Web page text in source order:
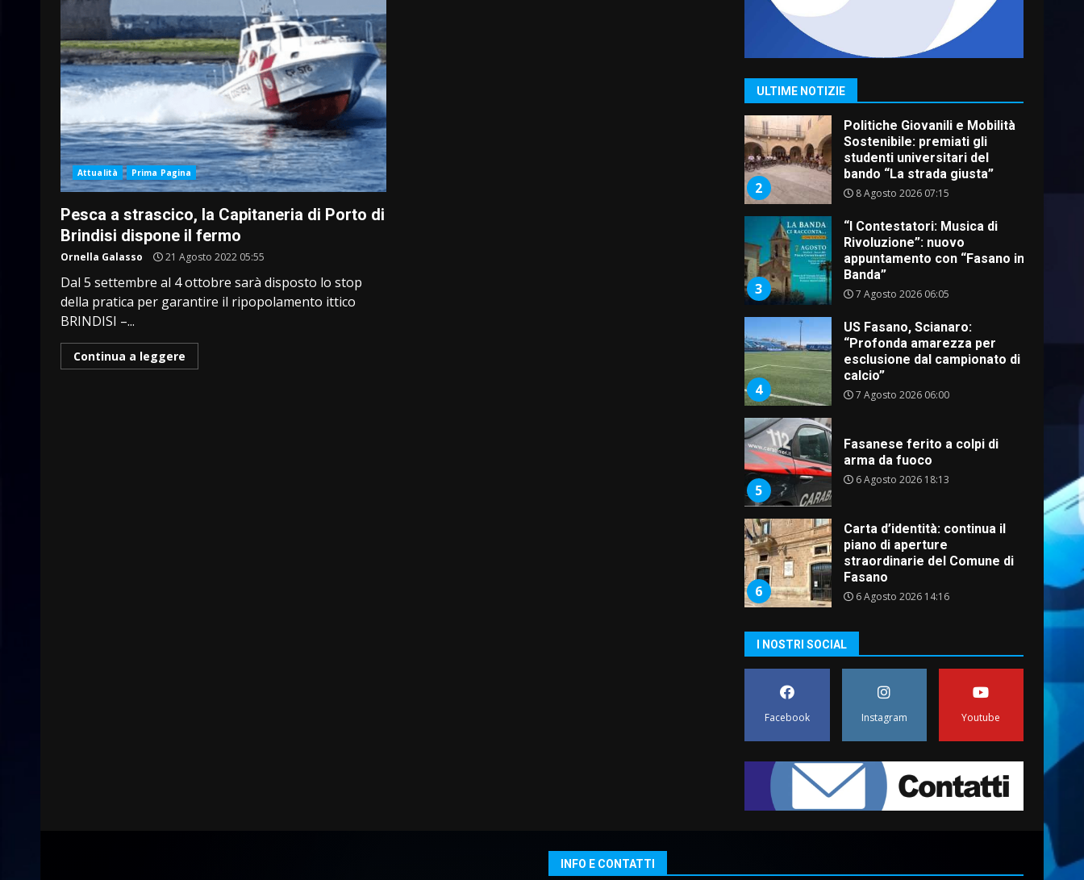
Attualità Prima Pagina
Pesca a strascico, la Capitaneria di Porto di
Brindisi dispone il fermo
Ornella Galasso 21 Agosto 2022 05:55
Dal 5 settembre al 4 ottobre sarà disposto lo stop
della pratica per garantire il ripopolamento ittico
BRINDISI –...
Continua a leggere
ULTIME NOTIZIE
1
Savelletri in festa, domani
sera grande spettacolo con
2
Politiche Giovanili e Mobilità
Sostenibile: premiati gli
studenti universitari del
bando “La strada giusta”
8 Agosto 2026 07:15
3
“I Contestatori: Musica di
Rivoluzione”: nuovo
appuntamento con “Fasano in
Banda”
7 Agosto 2026 06:05
4
US Fasano, Scianaro:
“Profonda amarezza per
esclusione dal campionato di
calcio”
7 Agosto 2026 06:00
5
Fasanese ferito a colpi di
arma da fuoco
6 Agosto 2026 18:13
6
Carta d’identità: continua il
piano di aperture
straordinarie del Comune di
Fasano
6 Agosto 2026 14:16
Grazia Neglia, coordinatrice
cittadina di Fratelli d’Italia,
6 Agosto 2026 08:00
Savelletri in festa, domani
Uccio De Santis
8 Agosto 2026 07:30
I NOSTRI SOCIAL
Facebook Instagram Youtube
INFO E CONTATTI